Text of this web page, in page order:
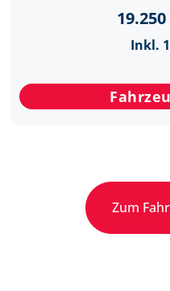
Inkl.
Zum